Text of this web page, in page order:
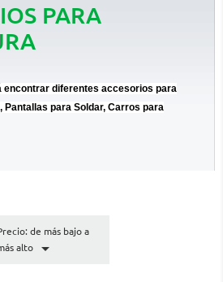
PARA
encontrar diferentes accesorios para
Pantallas para Soldar, Carros para
de más bajo a
alto
